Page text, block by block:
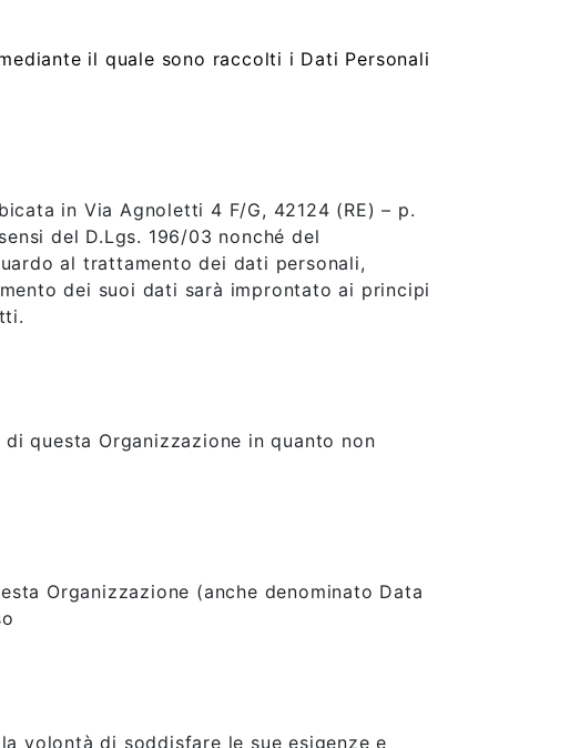
il quale sono raccolti i Dati Personali
in Via Agnoletti 4 F/G, 42124 (RE) – p.
del D.Lgs. 196/03 nonché del
al trattamento dei dati personali,
dei suoi dati sarà improntato ai principi
questa Organizzazione in quanto non
Organizzazione (anche denominato Data
volontà di soddisfare le sue esigenze e